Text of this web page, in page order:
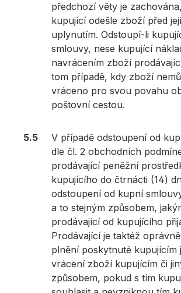
předchozí věty je
kupující odešle zboží před
uplynutím. Odstoupí-li
smlouvy, nese kupující
navrácením zboží
tom případě, kdy zboží
vráceno pro svou povahu
poštovní cestou.
V případě odstoupení od
dle čl. 2 obchodních
prodávající peněžní
kupujícího do čtrnácti (14)
odstoupení od kupní
a to stejným způsobem,
prodávající od kupujícího
Prodávající je taktéž
plnění poskytnuté kupujícím
vrácení zboží kupujícím či
způsobem, pokud s tím